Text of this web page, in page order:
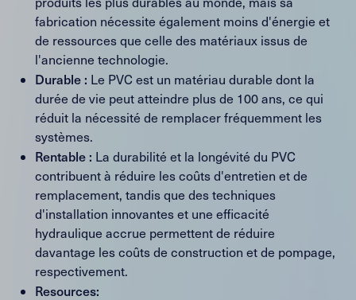
fabrication nécessite également moins d'énergie et
de ressources que celle des matériaux issus de
l'ancienne technologie.
Durable : Le PVC est un matériau durable dont la
durée de vie peut atteindre plus de 100 ans, ce qui
réduit la nécessité de remplacer fréquemment les
systèmes.
Rentable : La durabilité et la longévité du PVC
contribuent à réduire les coûts d'entretien et de
remplacement, tandis que des techniques
d'installation innovantes et une efficacité
hydraulique accrue permettent de réduire
davantage les coûts de construction et de pompage,
respectivement.
Resources: